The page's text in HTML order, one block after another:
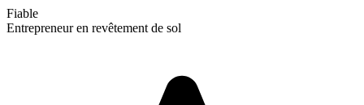
Fiable
Entrepreneur en revêtement de sol